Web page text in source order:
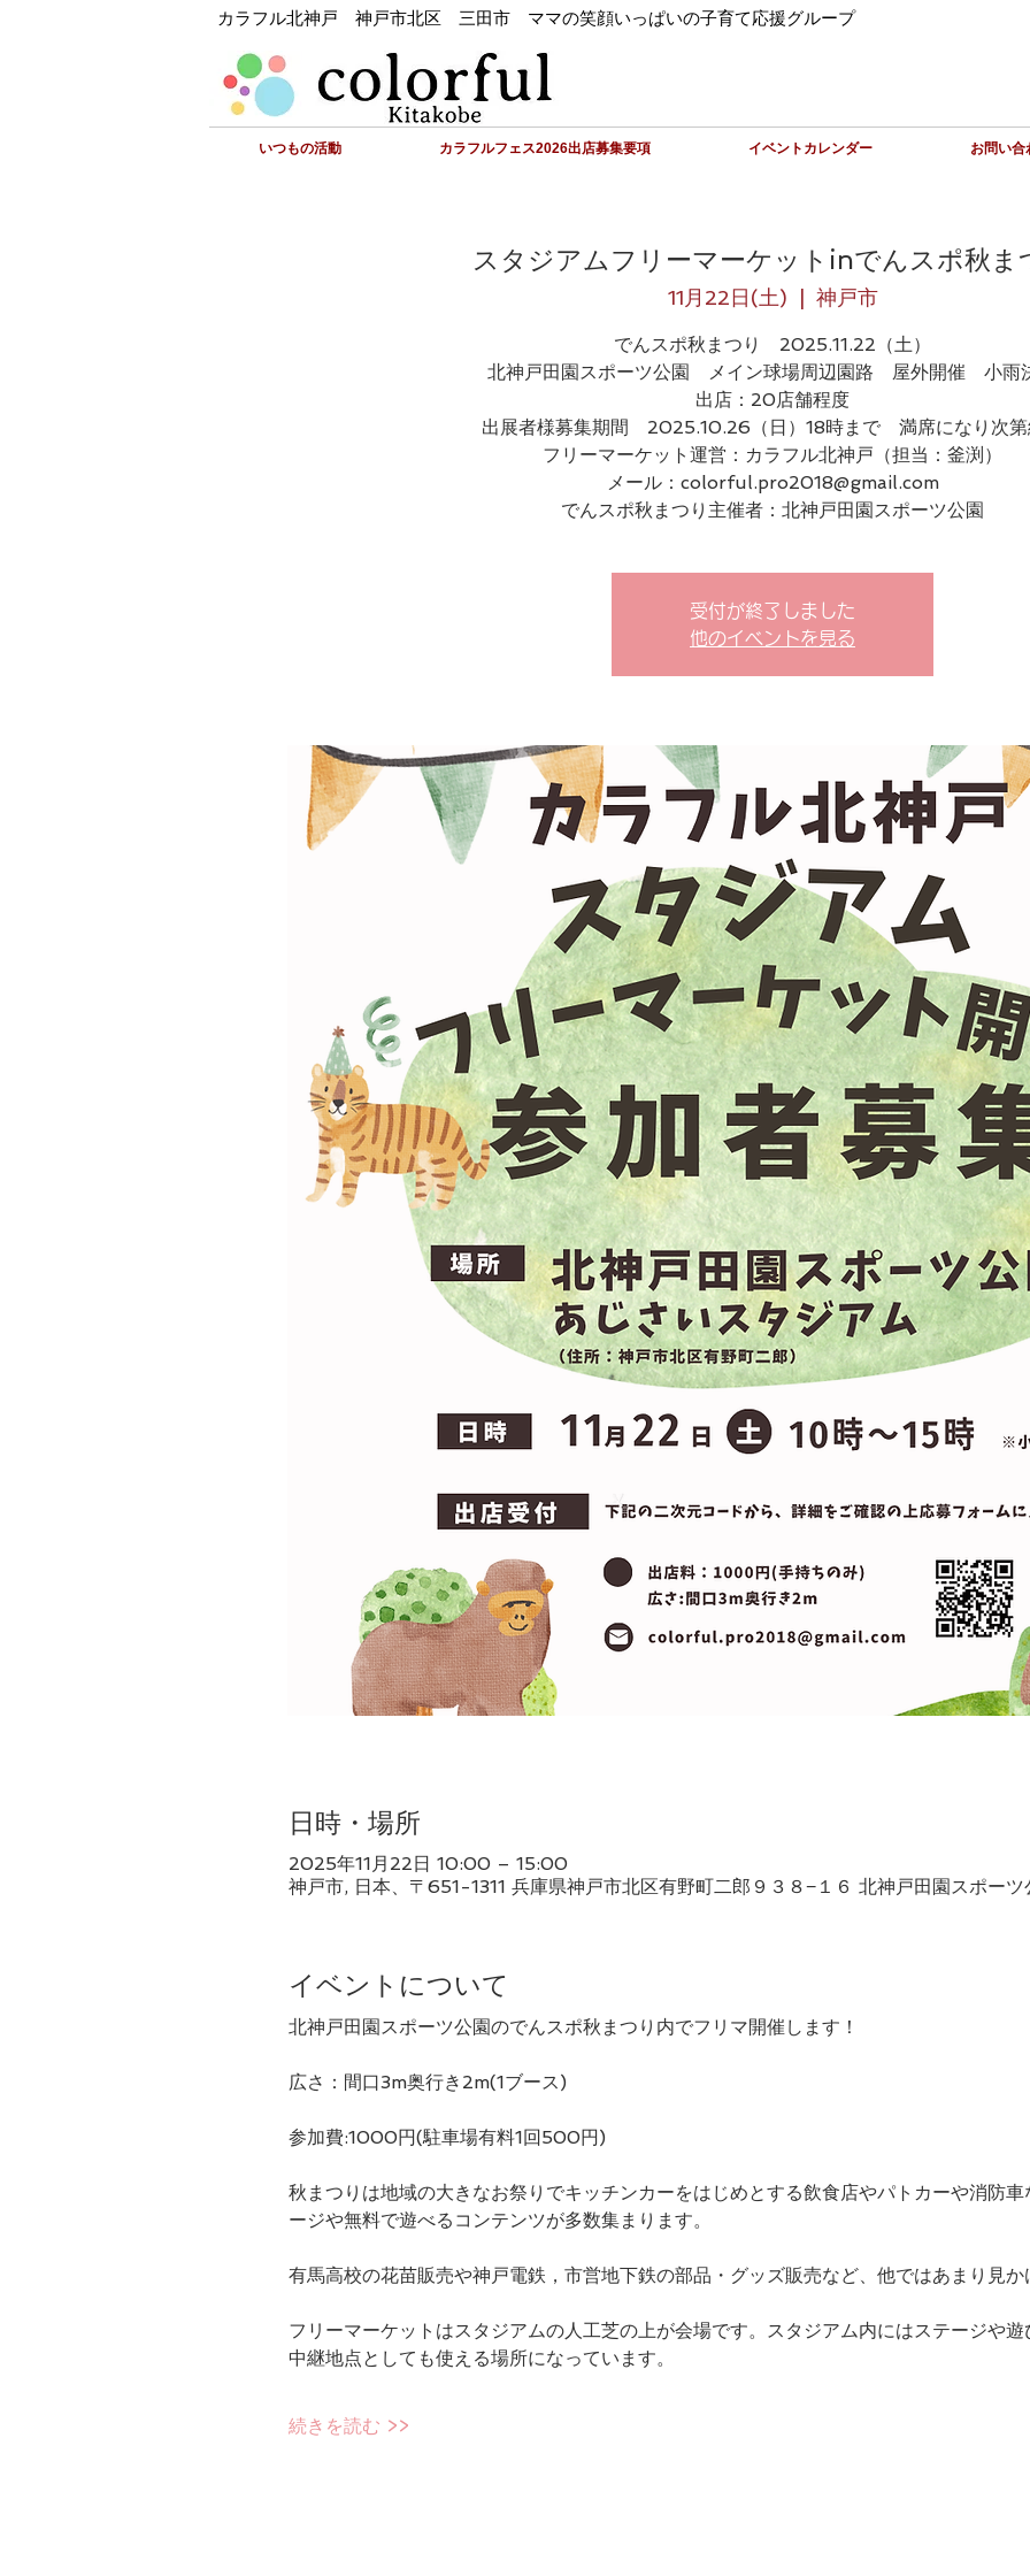
カラフル北神戸 神戸市北区 三田市 ママの笑顔いっぱいの子育て応援グループ
いつもの活動 カラフルフェス2026出店募集要項 イベントカレンダー お問い合
スタジアムフリーマーケットinでんスポ秋ま
11月22日(土) 神戸市
でんスポ秋まつり 2025.11.22（土）
北神戸田園スポーツ公園 メイン球場周辺園路 屋外開催 小雨
出店：20店舗程度
出展者様募集期間 2025.10.26（日）18時まで 満席になり次第
フリーマーケット運営：カラフル北神戸（担当：釜渕）
メール：colorful.pro2018@gmail.com
でんスポ秋まつり主催者：北神戸田園スポーツ公園
受付が終了しました
他のイベントを見る
日時・場所
2025年11月22日 10:00 – 15:00
神戸市, 日本、〒651-1311 兵庫県神戸市北区有野町二郎９３８−１６ 北神戸田園スポーツ
イベントについて
北神戸田園スポーツ公園のでんスポ秋まつり内でフリマ開催します！
広さ：間口3m奥行き2m(1ブース)
参加費:1000円(駐車場有料1回500円)
秋まつりは地域の大きなお祭りでキッチンカーをはじめとする飲食店やパトカーや消防
ージや無料で遊べるコンテンツが多数集まります。
有馬高校の花苗販売や神戸電鉄，市営地下鉄の部品・グッズ販売など、他ではあまり見
フリーマーケットはスタジアムの人工芝の上が会場です。スタジアム内にはステージや
中継地点としても使える場所になっています。
続きを読む >>